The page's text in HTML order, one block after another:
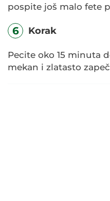
pospite još malo fete
6 Korak
Pecite oko 15 minuta
mekan i zlatasto